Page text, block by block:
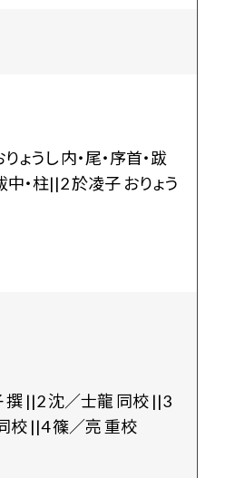
ょうし 内・尾・序首・跋
中・柱||2 於凌子 おりょう
撰 ||2 沈／士龍 同校 ||3
校 ||4 篠／亮 重校